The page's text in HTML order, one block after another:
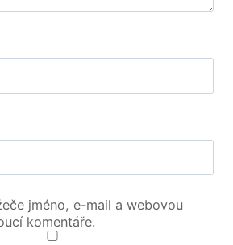
jméno, e-mail a webovou
komentáře.